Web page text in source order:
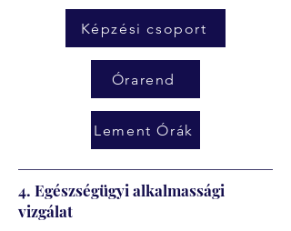
Képzési csoport
Órarend
Lement Órák
4. Egészségügyi alkalmassági
vizgálat